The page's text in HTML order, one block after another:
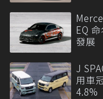
EQ
發展
J
用車
4.8%